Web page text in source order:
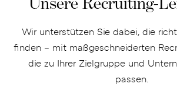
Unsere Recruiting-
Wir unterstützen Sie dabei, die
finden – mit maßgeschneiderten
die zu Ihrer Zielgruppe und
passen.